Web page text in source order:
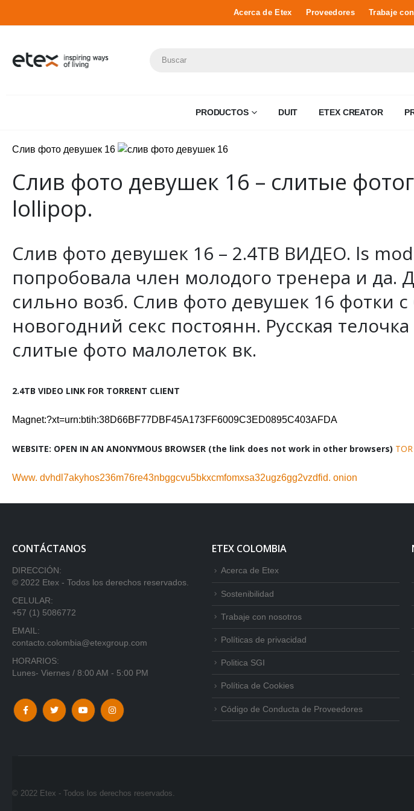
Acerca de Etex Proveedores Trabaje
PRODUCTOS DUIT ETEX CREATOR
Слив фото девушек 16
Слив фото девушек 16 – слитые
lollipop.
Слив фото девушек 16 – 2.4TB ВИДЕО. ls
попробовала член молодого тренера и да.
сильно возб. Слив фото девушек 16 фотки
новогодний секс постоянн. Русская
слитые фото малолеток вк.
2.4TB VIDEO LINK FOR TORRENT CLIENT
Magnet:?xt=urn:btih:38D66BF77DBF45A173FF6009C3ED0895C403AFDA
WEBSITE: OPEN IN AN ANONYMOUS BROWSER (the link does not work in other browsers)
Www. dvhdl7akyhos236m76re43nbggcvu5bkxcmfomxsa32ugz6gg2vzdfid. onion
CONTÁCTANOS
DIRECCIÓN:
© 2022 Etex - Todos los derechos reservados.
CELULAR:
+57 (1) 5086772
EMAIL:
contacto.colombia@etexgroup.com
HORARIOS:
Lunes- Viernes / 8:00 AM - 5:00 PM
ETEX COLOMBIA
Acerca de Etex
Sostenibilidad
Trabaje con nosotros
Políticas de privacidad
Politica SGI
Política de Cookies
Código de Conducta de Proveedores
© 2022 Etex - Todos los derechos reservados.